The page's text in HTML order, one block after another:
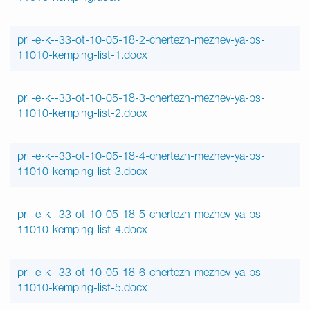
pril-e-k--33-ot-10-05-18-2-chertezh-mezhev-ya-ps-
11010-kemping-list-1.docx
pril-e-k--33-ot-10-05-18-3-chertezh-mezhev-ya-ps-
11010-kemping-list-2.docx
pril-e-k--33-ot-10-05-18-4-chertezh-mezhev-ya-ps-
11010-kemping-list-3.docx
pril-e-k--33-ot-10-05-18-5-chertezh-mezhev-ya-ps-
11010-kemping-list-4.docx
pril-e-k--33-ot-10-05-18-6-chertezh-mezhev-ya-ps-
11010-kemping-list-5.docx